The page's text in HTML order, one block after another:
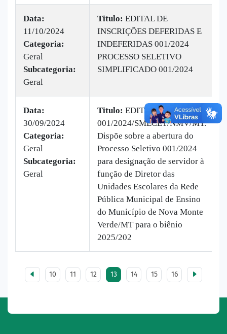
Data:
11/10/2024
Categoria:
Geral
Subcategoria:
Geral
Titulo: EDITAL DE
INSCRIÇÕES DEFERIDAS E
INDEFERIDAS 001/2024
PROCESSO SELETIVO
SIMPLIFICADO 001/2024
Data:
30/09/2024
Categoria:
Geral
Subcategoria:
Geral
Titulo: EDITAL Nº
001/2024/SMECET/NMV/MT.
Dispõe sobre a abertura do
Processo Seletivo 001/2024
para designação de servidor à
função de Diretor das
Unidades Escolares da Rede
Pública Municipal de Ensino
do Município de Nova Monte
Verde/MT para o biênio
2025/202
10 11 12 13 14 15 16